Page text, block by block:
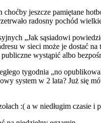
jeszcze pamiętane
radosny pochód
„Jak sąsiadowi
w sieci może je dostać
wystąpić albo
tygodnia „no
w 2 lata? Już się
:( a w niedługim czasie i